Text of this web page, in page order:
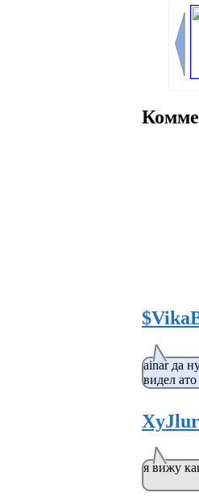
ainar да
видел
я вижу